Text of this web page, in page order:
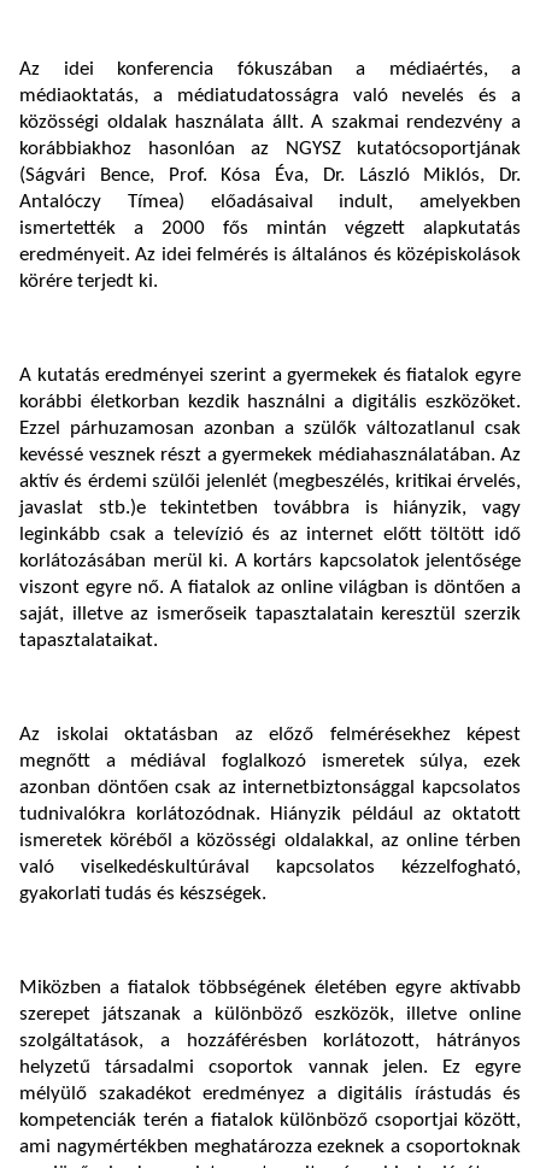
Az idei konferencia fókuszában a médiaértés, a
médiaoktatás, a médiatudatosságra való nevelés és a
közösségi oldalak használata állt. A szakmai rendezvény a
korábbiakhoz hasonlóan az NGYSZ kutatócsoportjának
(Ságvári Bence, Prof. Kósa Éva, Dr. László Miklós, Dr.
Antalóczy Tímea) előadásaival indult, amelyekben
ismertették a 2000 fős mintán végzett alapkutatás
eredményeit. Az idei felmérés is általános és középiskolások
körére terjedt ki.
A kutatás eredményei szerint a gyermekek és fiatalok egyre
korábbi életkorban kezdik használni a digitális eszközöket.
Ezzel párhuzamosan azonban a szülők változatlanul csak
kevéssé vesznek részt a gyermekek médiahasználatában. Az
aktív és érdemi szülői jelenlét (megbeszélés, kritikai érvelés,
javaslat stb.)e tekintetben továbbra is hiányzik, vagy
leginkább csak a televízió és az internet előtt töltött idő
korlátozásában merül ki. A kortárs kapcsolatok jelentősége
viszont egyre nő. A fiatalok az online világban is döntően a
saját, illetve az ismerőseik tapasztalatain keresztül szerzik
tapasztalataikat.
Az iskolai oktatásban az előző felmérésekhez képest
megnőtt a médiával foglalkozó ismeretek súlya, ezek
azonban döntően csak az internetbiztonsággal kapcsolatos
tudnivalókra korlátozódnak. Hiányzik például az oktatott
ismeretek köréből a közösségi oldalakkal, az online térben
való viselkedéskultúrával kapcsolatos kézzelfogható,
gyakorlati tudás és készségek.
Miközben a fiatalok többségének életében egyre aktívabb
szerepet játszanak a különböző eszközök, illetve online
szolgáltatások, a hozzáférésben korlátozott, hátrányos
helyzetű társadalmi csoportok vannak jelen. Ez egyre
mélyülő szakadékot eredményez a digitális írástudás és
kompetenciák terén a fiatalok különböző csoportjai között,
ami nagymértékben meghatározza ezeknek a csoportoknak